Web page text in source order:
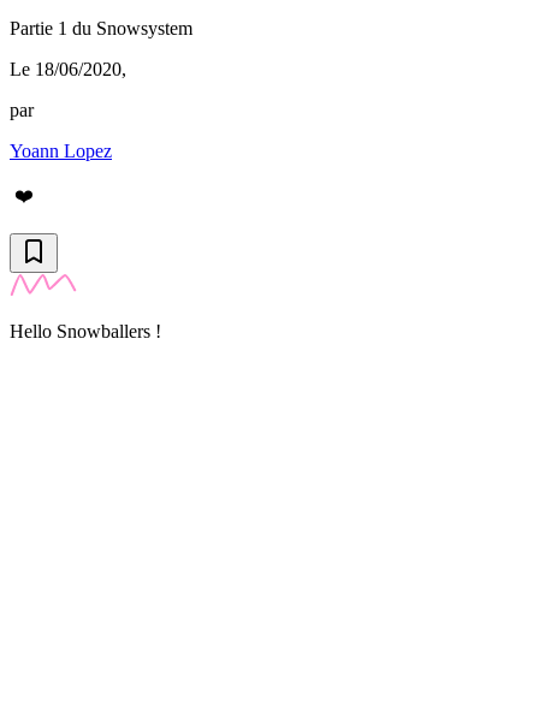
Partie 1 du Snowsystem
Le 18/06/2020,
par
Yoann Lopez
❤️
Hello Snowballers !